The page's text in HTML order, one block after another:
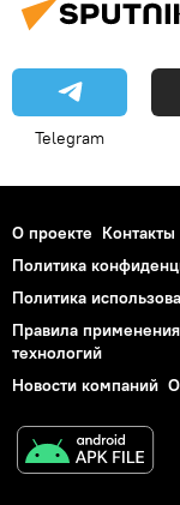
Telegram
О проекте Контакты
Политика
Политика
Правила
технологий
Новости компаний